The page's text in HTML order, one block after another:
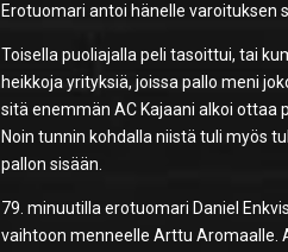
Erotuomari antoi hänelle varoituksen
Toisella puoliajalla peli tasoittui, tai
heikkoja yrityksiä, joissa pallo meni
sitä enemmän AC Kajaani alkoi ottaa
Noin tunnin kohdalla niistä tuli myös
pallon sisään.
79. minuutilla erotuomari Daniel
vaihtoon menneelle Arttu Aromaalle.